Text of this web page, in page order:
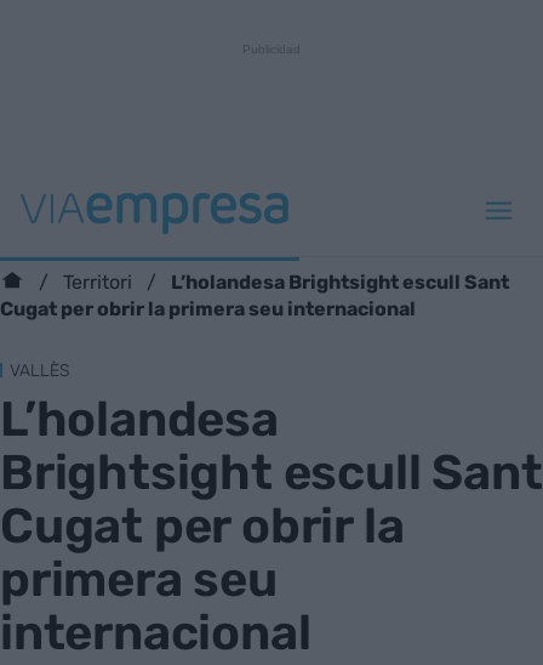
Territori
L’holandesa Brightsight escull Sant
Cugat per obrir la primera seu internacional
VALLÈS
L’holandesa
Brightsight escull Sant
Cugat per obrir la
primera seu
internacional